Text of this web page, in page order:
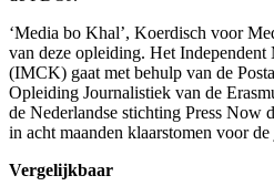
‘Media bo Khal’, Koerdisch voor
van deze opleiding. Het
(IMCK) gaat met behulp van de
Opleiding Journalistiek van de
de Nederlandse stichting Press Now
in acht maanden klaarstomen voor
Vergelijkbaar